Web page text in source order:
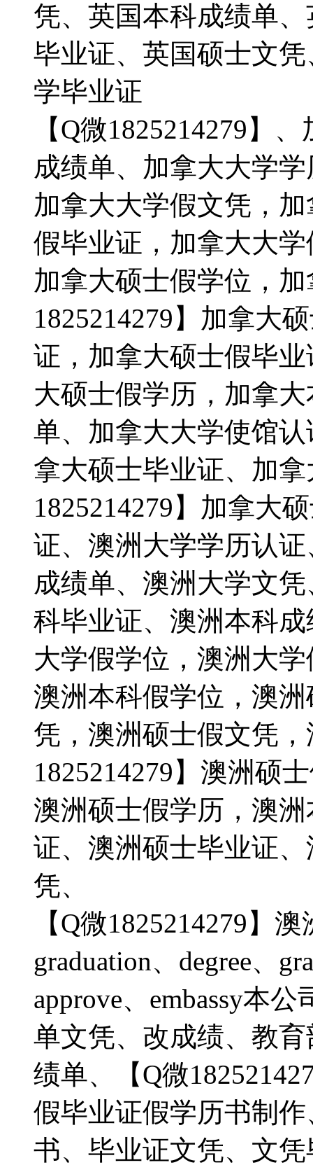
凭、英国本科成绩单
毕业证、英国硕士文
学毕业证
【Q微1825214279】
成绩单、加拿大大学
加拿大大学假文凭，
假毕业证，加拿大大
加拿大硕士假学位，
1825214279】加拿大
证，加拿大硕士假毕
大硕士假学历，加拿
单、加拿大大学使馆
拿大硕士毕业证、加
1825214279】加拿大
证、澳洲大学学历认
成绩单、澳洲大学文
科毕业证、澳洲本科
大学假学位，澳洲大
澳洲本科假学位，澳
凭，澳洲硕士假文凭
1825214279】澳洲硕
澳洲硕士假学历，澳
证、澳洲硕士毕业证
凭、
【Q微1825214279】
graduation、degree、
approve、embassy本
单文凭、改成绩、教
绩单、【Q微
假毕业证假学历书制
书、毕业证文凭、文